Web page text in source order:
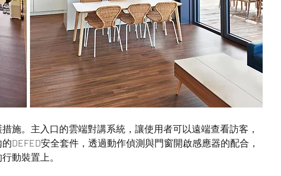
施。主入口的雲端對講系統，讓使用者可以遠端查看訪客，
DEFED安全套件，透過動作偵測與門窗開啟感應器的配合，
動裝置上。